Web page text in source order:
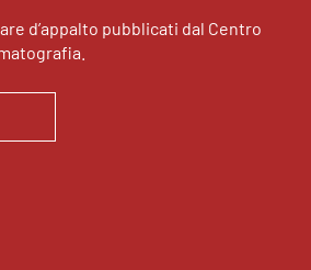
d’appalto pubblicati dal Centro